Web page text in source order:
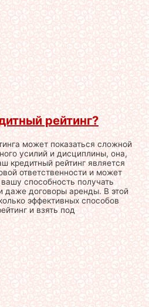
рейтинг?
может показаться сложной
усилий и дисциплины, она,
кредитный рейтинг является
ответственности и может
способность получать
даже договоры аренды. В этой
эффективных способов
и взять под